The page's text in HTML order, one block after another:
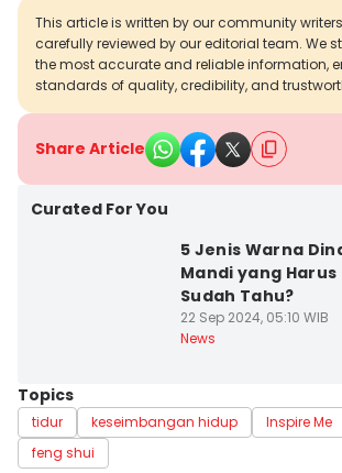
This article is written by our community
carefully reviewed by our editorial team. We
the most accurate and reliable information,
standards of quality, credibility, and
Share Article
Curated For You
5 Jenis Warna
Mandi yang
Sudah Tahu?
22 Sep 2024, 05:10 WIB
News
Topics
tidur keseimbangan hidup Inspire Me
feng shui